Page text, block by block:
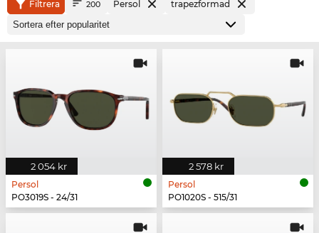
Filtrera 200 Persol trapezformad
2 054 kr
Persol
PO3019S - 24/31
2 578 kr
Persol
PO1020S - 515/31